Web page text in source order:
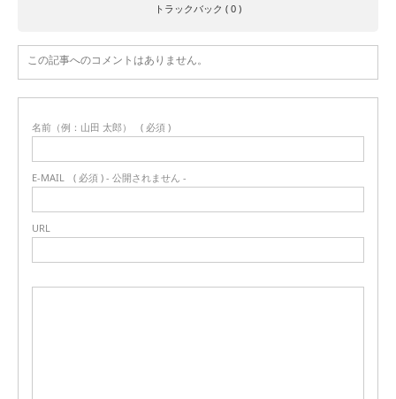
トラックバック ( 0 )
この記事へのコメントはありません。
名前（例：山田 太郎） ( 必須 )
E-MAIL ( 必須 ) - 公開されません -
URL